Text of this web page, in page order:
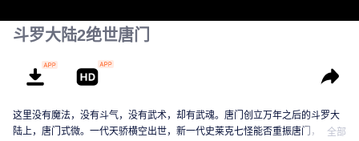
斗罗大陆2绝世唐门
这里没有魔法，没有斗气，没有武术，却有武魂。唐门创立万年之后的斗罗大
陆上，唐门式微。一代天骄横空出世，新一代史莱克七怪能否重振唐门，谱写
全部